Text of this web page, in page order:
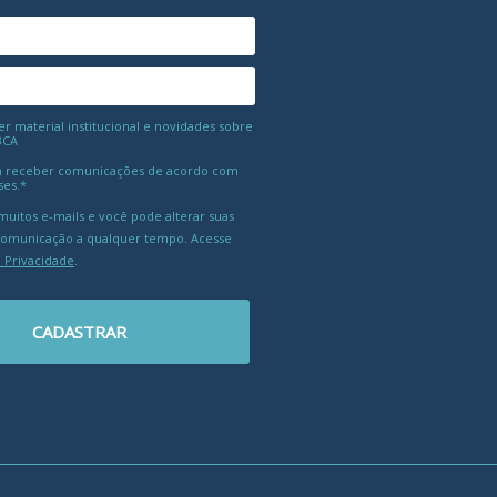
material institucional e novidades sobre
comunicações de acordo com
e-mails e você pode alterar suas
a qualquer tempo. Acesse
Privacidade.
CADASTRAR